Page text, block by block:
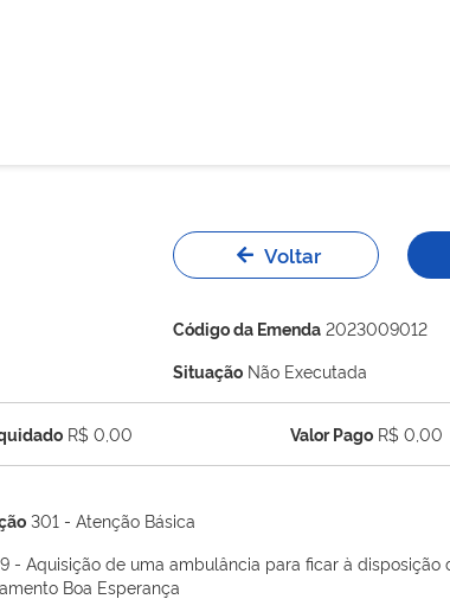
Voltar
Código da Emenda 2023009012
Situação Não Executada
R$ 0,00 Valor Pago R$ 0,00
301 - Atenção Básica
- Aquisição de uma ambulância para ficar à disposição
Boa Esperança